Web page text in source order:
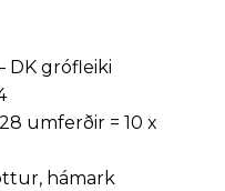
DK grófleiki
umferðir = 10 x
hámark